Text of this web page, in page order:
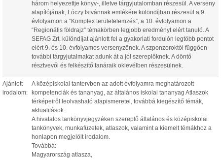
három helyezettje könyv-, illetve tárgyjutalomban részesül. A verseny
alapítójának, Lóczy Istvánnak emlékére különdíjban részesül a 9.
évfolyamon a “Komplex területelemzés”, a 10. évfolyamon a
“Regionális földrajz” témakörben legjobb eredményt elért tanuló. A
SEFAG Zrt. különdíjat ajánlott fel a gyakorlati fordulón legtöbb pontot
elért 9. és 10. évfolyamos versenyzőnek. A szponzoroktól függően
további tárgyjutalmakat adunk át a jól szereplőknek. A döntő
résztvevői és felkészítő tanáraik oklevélben részesülnek.
Ajánlott
irodalom:
A középiskolai tantervben az adott évfolyamra meghatározott
kompetenciák és tananyag, az általános iskolai tananyag Atlaszok
térképeiről leolvasható alapismeretei, továbbá kiegészítő témák,
aktualitások.
A hivatalos tankönyvjegyzéken szereplő általános és középiskolai
tankönyvek, munkafüzetek, atlaszok, valamint a kiemelt témákhoz a
honlapon megjelölt irodalom.
Továbbá:
Magyarország atlasza,